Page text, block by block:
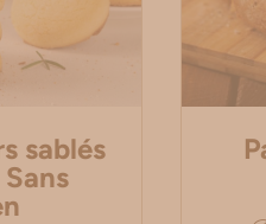
sablés